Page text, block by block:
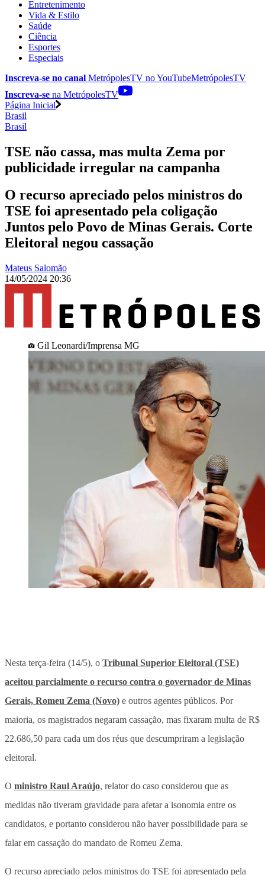
Entretenimento
Vida & Estilo
Saúde
Ciência
Esportes
Especiais
Inscreva-se no canal MetrópolesTV noYouTubeMetrópolesTV
Inscreva-se na MetrópolesTV
Página Inicial
Brasil
Brasil
TSE não cassa, mas multa Zema por
publicidade irregular na campanha
O recurso apreciado pelos ministros do
TSE foi apresentado pela coligação
Juntos pelo Povo de Minas Gerais. Corte
Eleitoral negou cassação
Mateus Salomão
14/05/2024 20:36
Gil Leonardi/Imprensa MG
Nesta terça-feira (14/5), o Tribunal Superior Eleitoral (TSE)
aceitou parcialmente o recurso contra o governador de Minas
Gerais, Romeu Zema (Novo) e outros agentes públicos. Por
maioria, os magistrados negaram cassação, mas fixaram multa de R$
22.686,50 para cada um dos réus que descumpriram a legislação
eleitoral.
O ministro Raul Araújo, relator do caso considerou que as
medidas não tiveram gravidade para afetar a isonomia entre os
candidatos, e portanto considerou não haver possibilidade para se
falar em cassação do mandato de Romeu Zema.
O recurso apreciado pelos ministros do TSE foi apresentado pela